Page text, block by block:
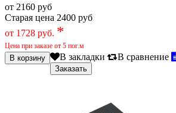
от 2160 руб
Старая цена 2400 руб
от 1728 руб. *
Цена при заказе от 5 пог.м
В закладки В сравнение